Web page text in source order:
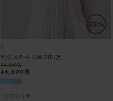
15%
티릿 스카시 니트 가디건
54,800원
46,600원
OPTION